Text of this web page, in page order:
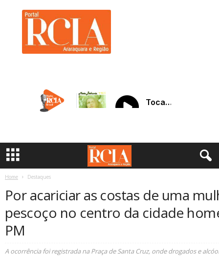
a
Home Destaques
Por acariciar as costas de uma
pescoço no centro da cidade
PM
A ocorrência foi registrada na Praça de Santa Cruz, onde drogados e